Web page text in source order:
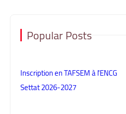
Popular Posts
Inscription en TAFSEM à l'ENCG
Settat 2026-2027